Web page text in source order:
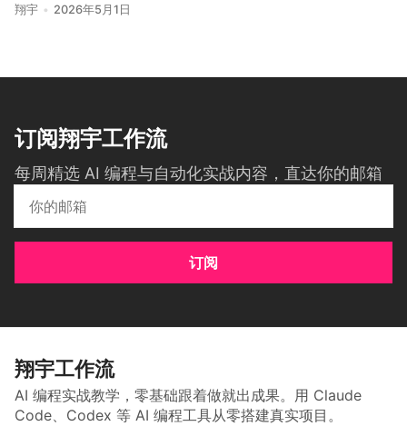
翔宇 2026年5月1日
订阅翔宇工作流
每周精选 AI 编程与自动化实战内容，直达你的邮箱
订阅
翔宇工作流
AI 编程实战教学，零基础跟着做就出成果。用 Claude
Code、Codex 等 AI 编程工具从零搭建真实项目。